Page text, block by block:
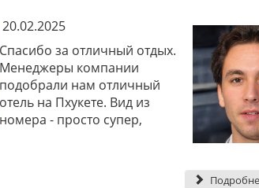
20.02.2025
Спасибо за отличный отдых.
Менеджеры компании
подобрали нам отличный
отель на Пхукете. Вид из
номера - просто супер,